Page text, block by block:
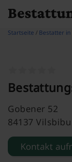
Startseite / Bestatter in
Gobener 52
84137
Kontakt